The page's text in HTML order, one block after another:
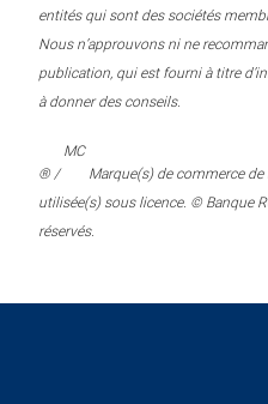
entités qui sont des sociétés
Nous n’approuvons ni ne
publication, qui est fourni à titre
à donner des conseils.
® /
MC
Marque(s) de commerce de
utilisée(s) sous licence. © Banque
réservés.